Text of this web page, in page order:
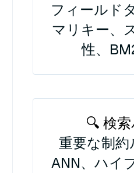
フィールド
マリキー、
性、
🔍 検
重要な制
ANN、ハイ